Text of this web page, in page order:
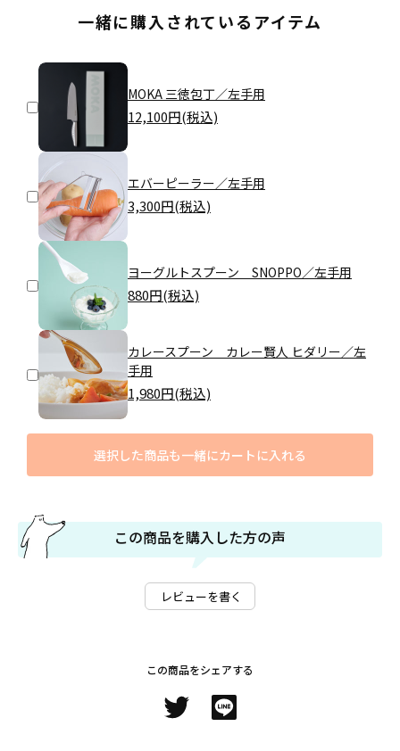
一緒に購入されているアイテム
MOKA 三徳包丁／左手用
12,100円(税込)
エバーピーラー／左手用
3,300円(税込)
ヨーグルトスプーン SNOPPO／左手用
880円(税込)
カレースプーン カレー賢人 ヒダリー／左
手用
1,980円(税込)
選択した商品も一緒にカートに入れる
この商品を購入した方の声
レビューを書く
この商品をシェアする